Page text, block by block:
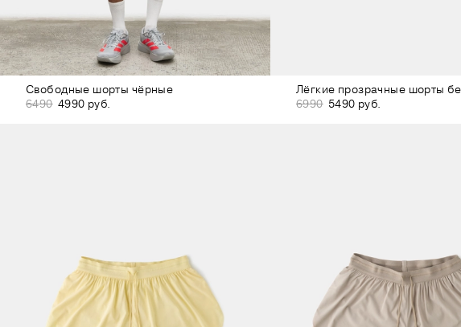
Свободные шорты чёрные
6490 4990 руб.
Лёгкие прозрачные шорты
6990 5490 руб.